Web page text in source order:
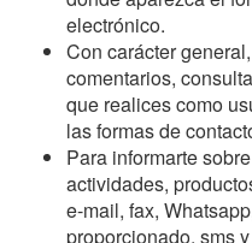
electrónico.
Con carácter
comentarios,
que realices como
las formas de
Para informarte
actividades,
e-mail, fax,
proporcionado, sms